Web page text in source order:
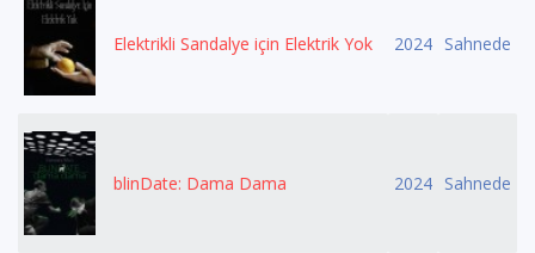
Elektrikli Sandalye için Elektrik Yok 2024 Sahnede
blinDate: Dama Dama 2024 Sahnede